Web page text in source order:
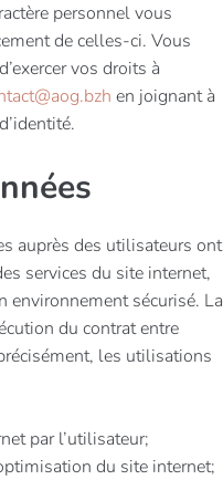
personnel vous
de celles-ci. Vous
vos droits à
en joignant à
auprès des utilisateurs ont
services du site internet,
environnement sécurisé. La
du contrat entre
les utilisations
par l’utilisateur;
du site internet;